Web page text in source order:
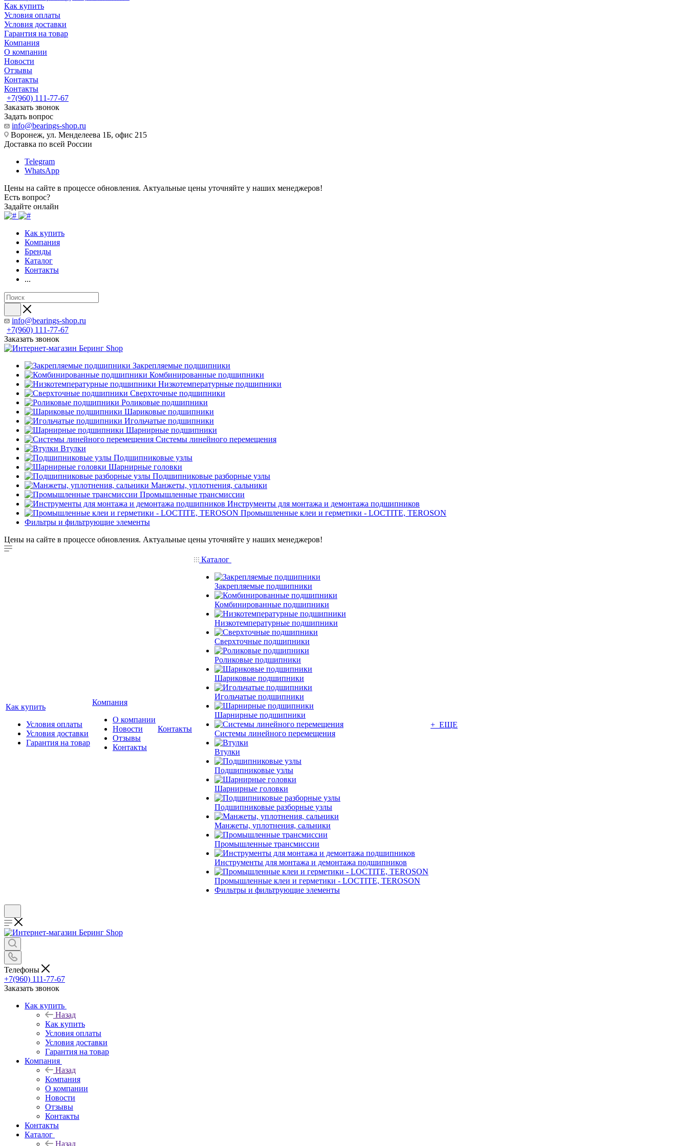
Как купить
Условия оплаты
Условия доставки
Гарантия на товар
Компания
О компании
Новости
Отзывы
Контакты
Контакты
+7(960) 111-77-67
Заказать звонок
Задать вопрос
info@bearings-shop.ru
Воронеж, ул. Менделеева 1Б, офис 215
Доставка по всей России
Telegram
WhatsApp
Цены на сайте в процессе обновления. Актуальные цены уточняйте у наших менеджеров!
Есть вопрос?
Задайте онлайн
Как купить
Компания
Бренды
Каталог
Контакты
...
info@bearings-shop.ru
+7(960) 111-77-67
Заказать звонок
Закрепляемые подшипники
Комбинированные подшипники
Низкотемпературные подшипники
Сверхточные подшипники
Роликовые подшипники
Шариковые подшипники
Игольчатые подшипники
Шарнирные подшипники
Системы линейного перемещения
Втулки
Подшипниковые узлы
Шарнирные головки
Подшипниковые разборные узлы
Манжеты, уплотнения, сальники
Промышленные трансмиссии
Инструменты для монтажа и демонтажа подшипников
Промышленные клеи и герметики - LOCTITE, TEROSON
Фильтры и фильтрующие элементы
Цены на сайте в процессе обновления. Актуальные цены уточняйте у наших менеджеров!
Как купить
Условия оплаты
Условия доставки
Гарантия на товар
Компания
О компании
Новости
Отзывы
Контакты
Контакты
Каталог
Закрепляемые подшипники
Комбинированные подшипники
Низкотемпературные подшипники
Сверхточные подшипники
Роликовые подшипники
Шариковые подшипники
Игольчатые подшипники
Шарнирные подшипники
Системы линейного перемещения
Втулки
Подшипниковые узлы
Шарнирные головки
Подшипниковые разборные узлы
Манжеты, уплотнения, сальники
Промышленные трансмиссии
Инструменты для монтажа и демонтажа подшипников
Промышленные клеи и герметики - LOCTITE, TEROSON
Фильтры и фильтрующие элементы
+ ЕЩЕ
Телефоны
+7(960) 111-77-67
Заказать звонок
Как купить
Назад
Как купить
Условия оплаты
Условия доставки
Гарантия на товар
Компания
Назад
Компания
О компании
Новости
Отзывы
Контакты
Контакты
Каталог
Назад